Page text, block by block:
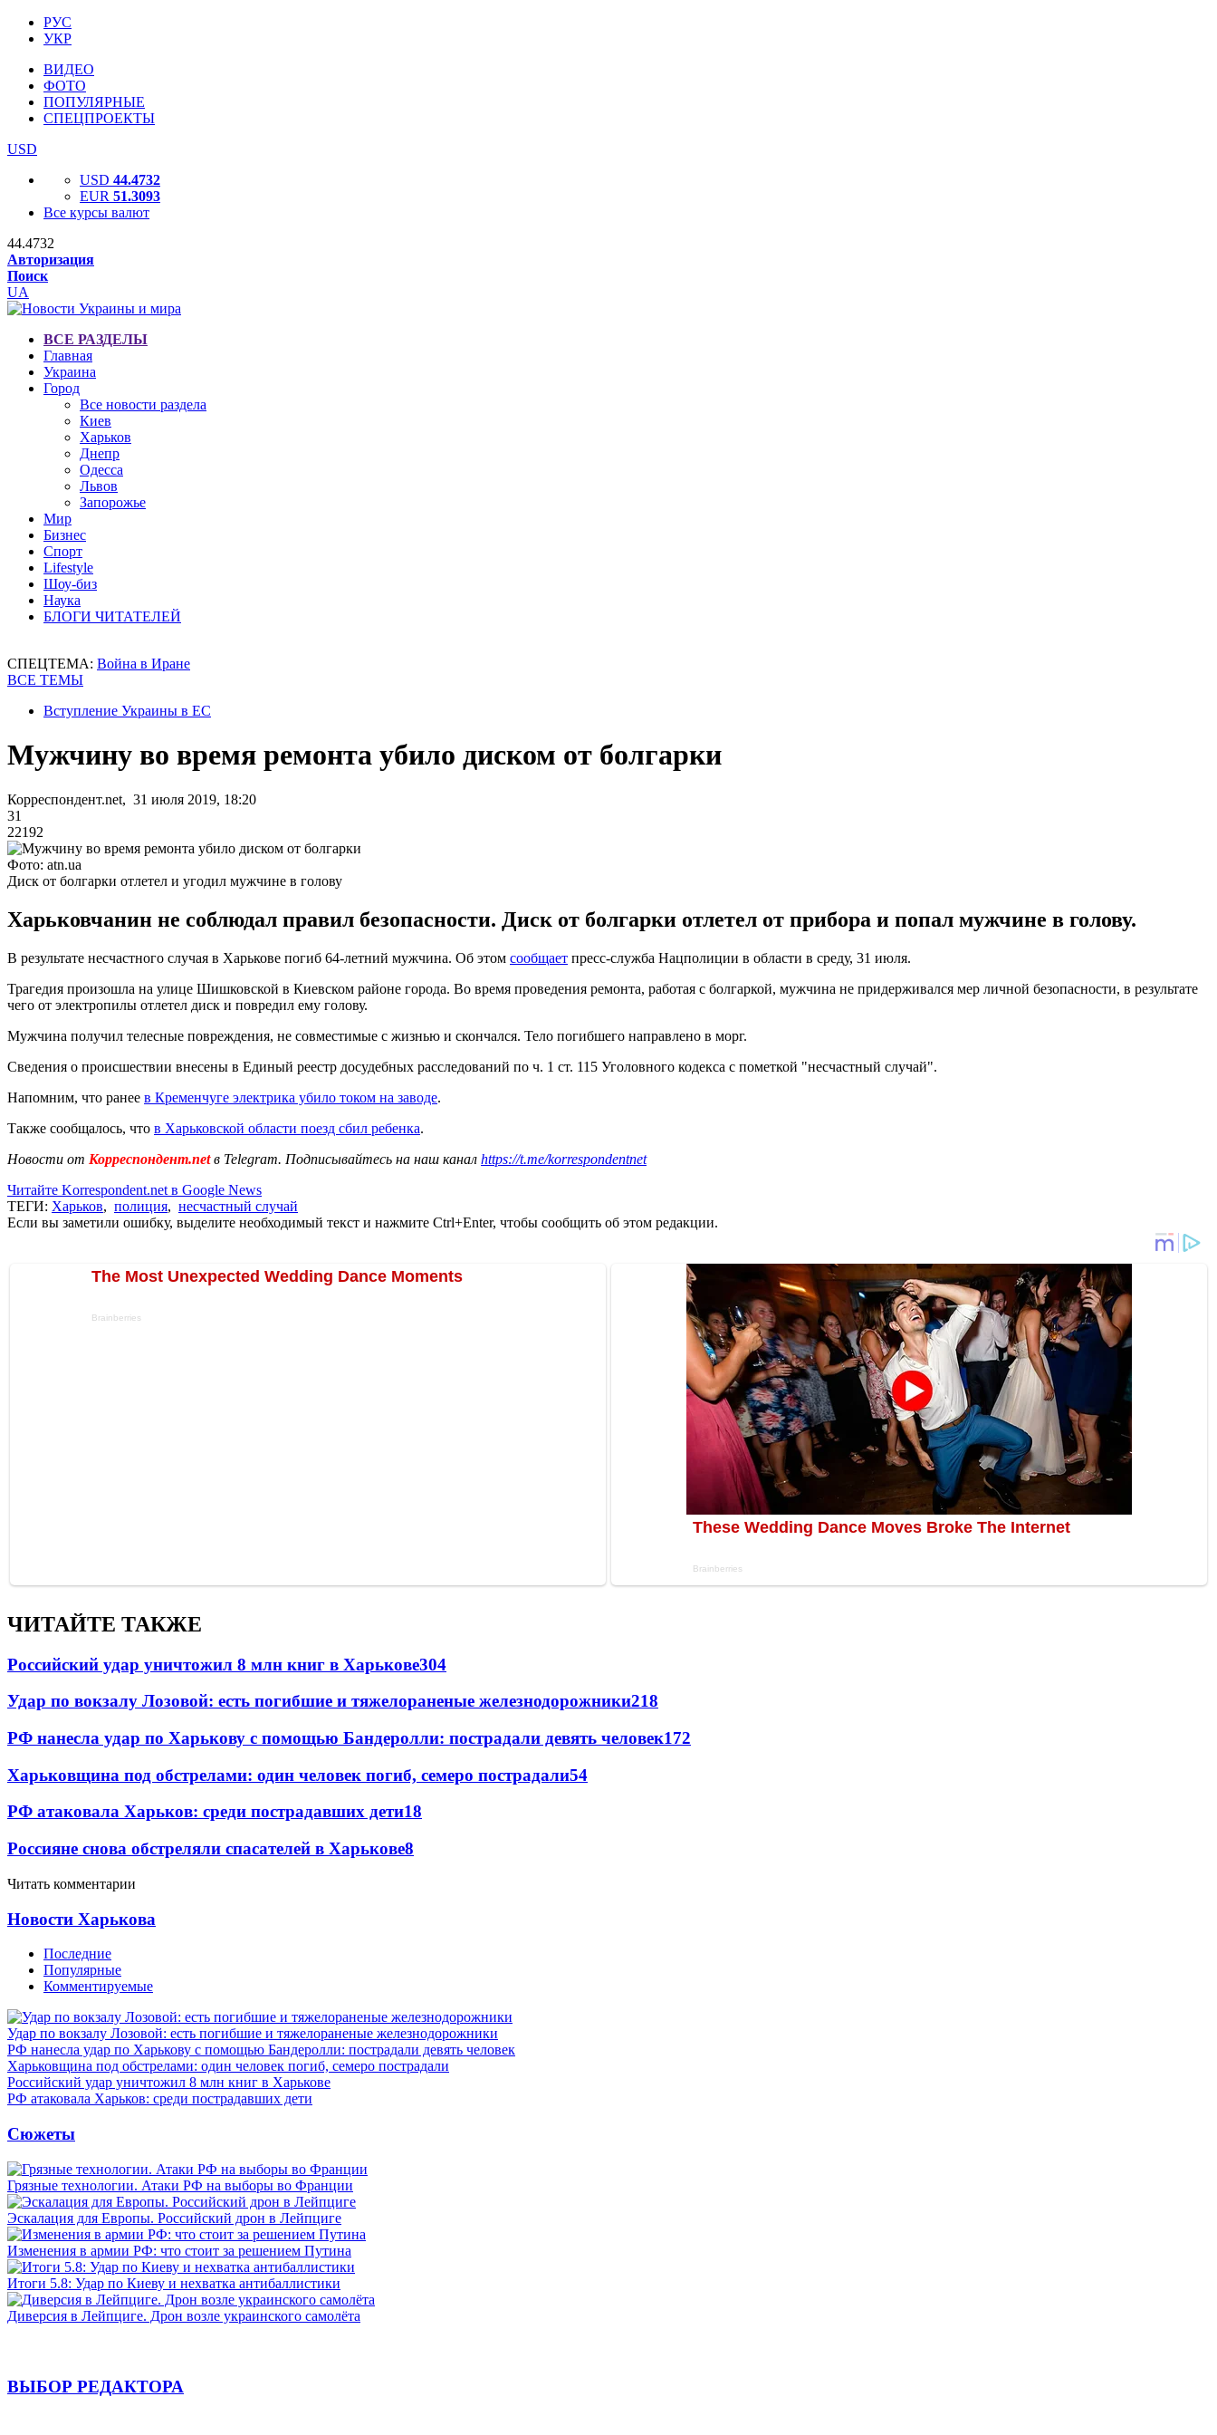
РУС
УКР
ВИДЕО
ФОТО
ПОПУЛЯРНЫЕ
СПЕЦПРОЕКТЫ
USD
USD 44.4732
EUR 51.3093
Все курсы валют
44.4732
Авторизация
Поиск
UA
ВСЕ РАЗДЕЛЫ
Главная
Украина
Город
Все новости раздела
Киев
Харьков
Днепр
Одесса
Львов
Запорожье
Мир
Бизнес
Спорт
Lifestyle
Шоу-биз
Наука
БЛОГИ ЧИТАТЕЛЕЙ
СПЕЦТЕМА: Война в Иране
ВСЕ ТЕМЫ
Вступление Украины в ЕС
Мужчину во время ремонта убило диском от болгарки
Корреспондент.net, 31 июля 2019, 18:20
31
22192
Фото: atn.ua
Диск от болгарки отлетел и угодил мужчине в голову
Харьковчанин не соблюдал правил безопасности. Диск от болгарки отлетел от прибора и попал мужчине в голову.
В результате несчастного случая в Харькове погиб 64-летний мужчина. Об этом сообщает пресс-служба Нацполиции в области в среду, 31 июля.
Трагедия произошла на улице Шишковской в Киевском районе города. Во время проведения ремонта, работая с болгаркой, мужчина не придерживался мер личной безопасности, в результате
чего от электропилы отлетел диск и повредил ему голову.
Мужчина получил телесные повреждения, не совместимые с жизнью и скончался. Тело погибшего направлено в морг.
Сведения о происшествии внесены в Единый реестр досудебных расследований по ч. 1 ст. 115 Уголовного кодекса с пометкой "несчастный случай".
Напомним, что ранее в Кременчуге электрика убило током на заводе.
Также сообщалось, что в Харьковской области поезд сбил ребенка.
Новости от Корреспондент.netв Telegram. Подписывайтесь на наш канал https://t.me/korrespondentnet
Читайте Korrespondent.net в Google News
ТЕГИ: Харьков, полиция, несчастный случай
Если вы заметили ошибку, выделите необходимый текст и нажмите Ctrl+Enter, чтобы сообщить об этом редакции.
ЧИТАЙТЕ ТАКЖЕ
Российский удар уничтожил 8 млн книг в Харькове304
Удар по вокзалу Лозовой: есть погибшие и тяжелораненые железнодорожники218
РФ нанесла удар по Харькову с помощью Бандеролли: пострадали девять человек172
Харьковщина под обстрелами: один человек погиб, семеро пострадали54
РФ атаковала Харьков: среди пострадавших дети18
Россияне снова обстреляли спасателей в Харькове8
Читать комментарии
Новости Харькова
Последние
Популярные
Комментируемые
Удар по вокзалу Лозовой: есть погибшие и тяжелораненые железнодорожники
РФ нанесла удар по Харькову с помощью Бандеролли: пострадали девять человек
Харьковщина под обстрелами: один человек погиб, семеро пострадали
Российский удар уничтожил 8 млн книг в Харькове
РФ атаковала Харьков: среди пострадавших дети
Сюжеты
Грязные технологии. Атаки РФ на выборы во Франции
Эскалация для Европы. Российский дрон в Лейпциге
Изменения в армии РФ: что стоит за решением Путина
Итоги 5.8: Удар по Киеву и нехватка антибаллистики
Диверсия в Лейпциге. Дрон возле украинского самолёта
ВЫБОР РЕДАКТОРА